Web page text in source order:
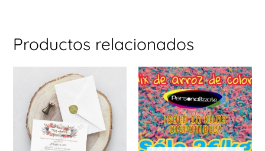
Productos relacionados